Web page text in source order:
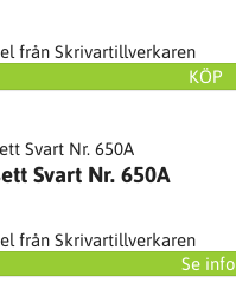
från Skrivartillverkaren
KÖP
Svart Nr. 650A
från Skrivartillverkaren
Se info